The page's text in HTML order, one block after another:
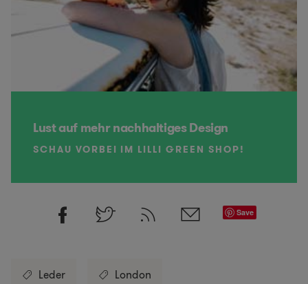
Lust auf mehr nachhaltiges Design
SCHAU VORBEI IM LILLI GREEN SHOP!
Save
Leder London